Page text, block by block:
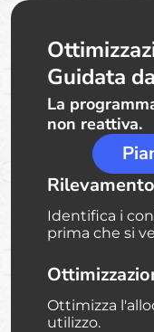
Guidata
La
non reattiva.
Identifica i
prima che si
Ottimizza
utilizzo.